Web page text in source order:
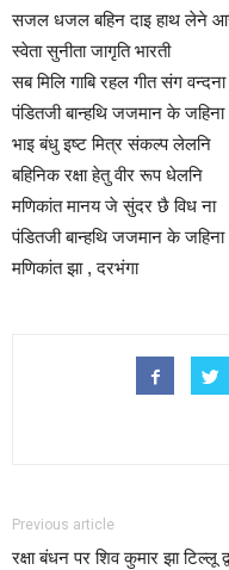
सजल धजल बहिन दाइ हाथ लेने
स्वेता सुनीता जागृति भारती
सब मिलि गाबि रहल गीत संग वन्दना
पंडितजी बान्हथि जजमान के जहिना
भाइ बंधु इष्ट मित्र संकल्प लेलनि
बहिनिक रक्षा हेतु वीर रूप धेलनि
मणिकांत मानय जे सुंदर छै विध ना
पंडितजी बान्हथि जजमान के
मणिकांत झा , दरभंगा
Previous article
रक्षा बंधन पर शिव कुमार झा टिल्लू